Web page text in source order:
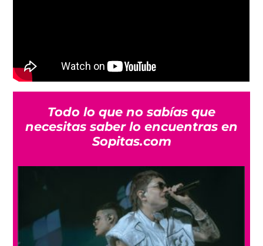
Todo lo que no sabías que
necesitas saber lo encuentras en
Sopitas.com